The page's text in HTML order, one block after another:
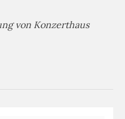
von Konzerthaus